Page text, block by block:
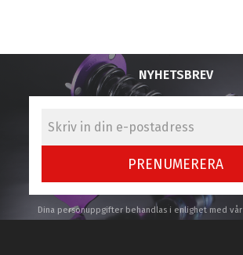
NYHETSBREV
PRENUMERERA
Dina personuppgifter behandlas i enlighet med vår